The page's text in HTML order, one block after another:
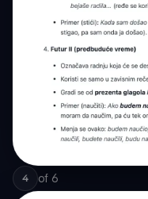
4 of 6